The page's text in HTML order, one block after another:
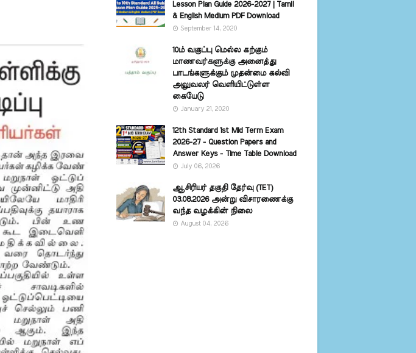
Lesson Plan Guide 2026-2027 | Tamil
& English Medium PDF Download
September 14, 2020
10ம் வகுப்பு மெல்ல கற்கும்
மாணவர்களுக்கு அனைத்து
பாடங்களுக்கும் முதன்மை கல்வி
அலுவலர் வெளியிட்டுள்ள
கையேடு
January 21, 2020
12th Standard 1st Mid Term Exam
2026-27 - Question Papers and
Answer Keys - Time Table Download
July 06, 2026
ஆசிரியர் தகுதி தேர்வு (TET)
03.08.2026 அன்று விசாரணைக்கு
வந்த வழக்கின் நிலை
August 04, 2026